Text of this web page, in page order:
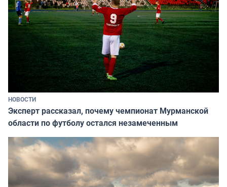
НОВОСТИ
Эксперт рассказал, почему чемпионат Мурманской
области по футболу остался незамеченным